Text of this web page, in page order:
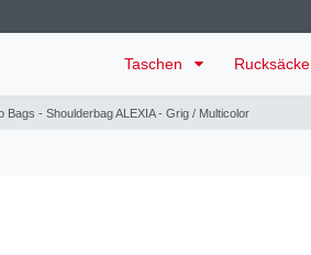
Taschen Rucksäcke
Bags - Shoulderbag ALEXIA - Grig / Multicolor